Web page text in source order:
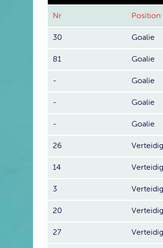
Nr Position
30 Goalie
81 Goalie
- Goalie
- Goalie
- Goalie
26
14
3
20
27